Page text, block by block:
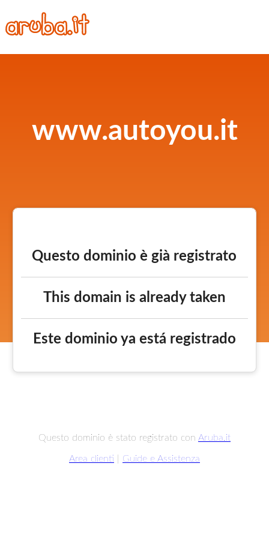
www.autoyou.it
Questo dominio è già registrato
This domain is already taken
Este dominio ya está registrado
Questo dominio è stato registrato con Aruba.it
Area clienti Guide e Assistenza